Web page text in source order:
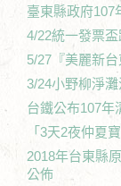
臺東縣政府107
4/22統一發票
5/27『美麗新
3/24小野柳淨
台鐵公布107年
「3天2夜仲夏
2018年台東縣
公佈